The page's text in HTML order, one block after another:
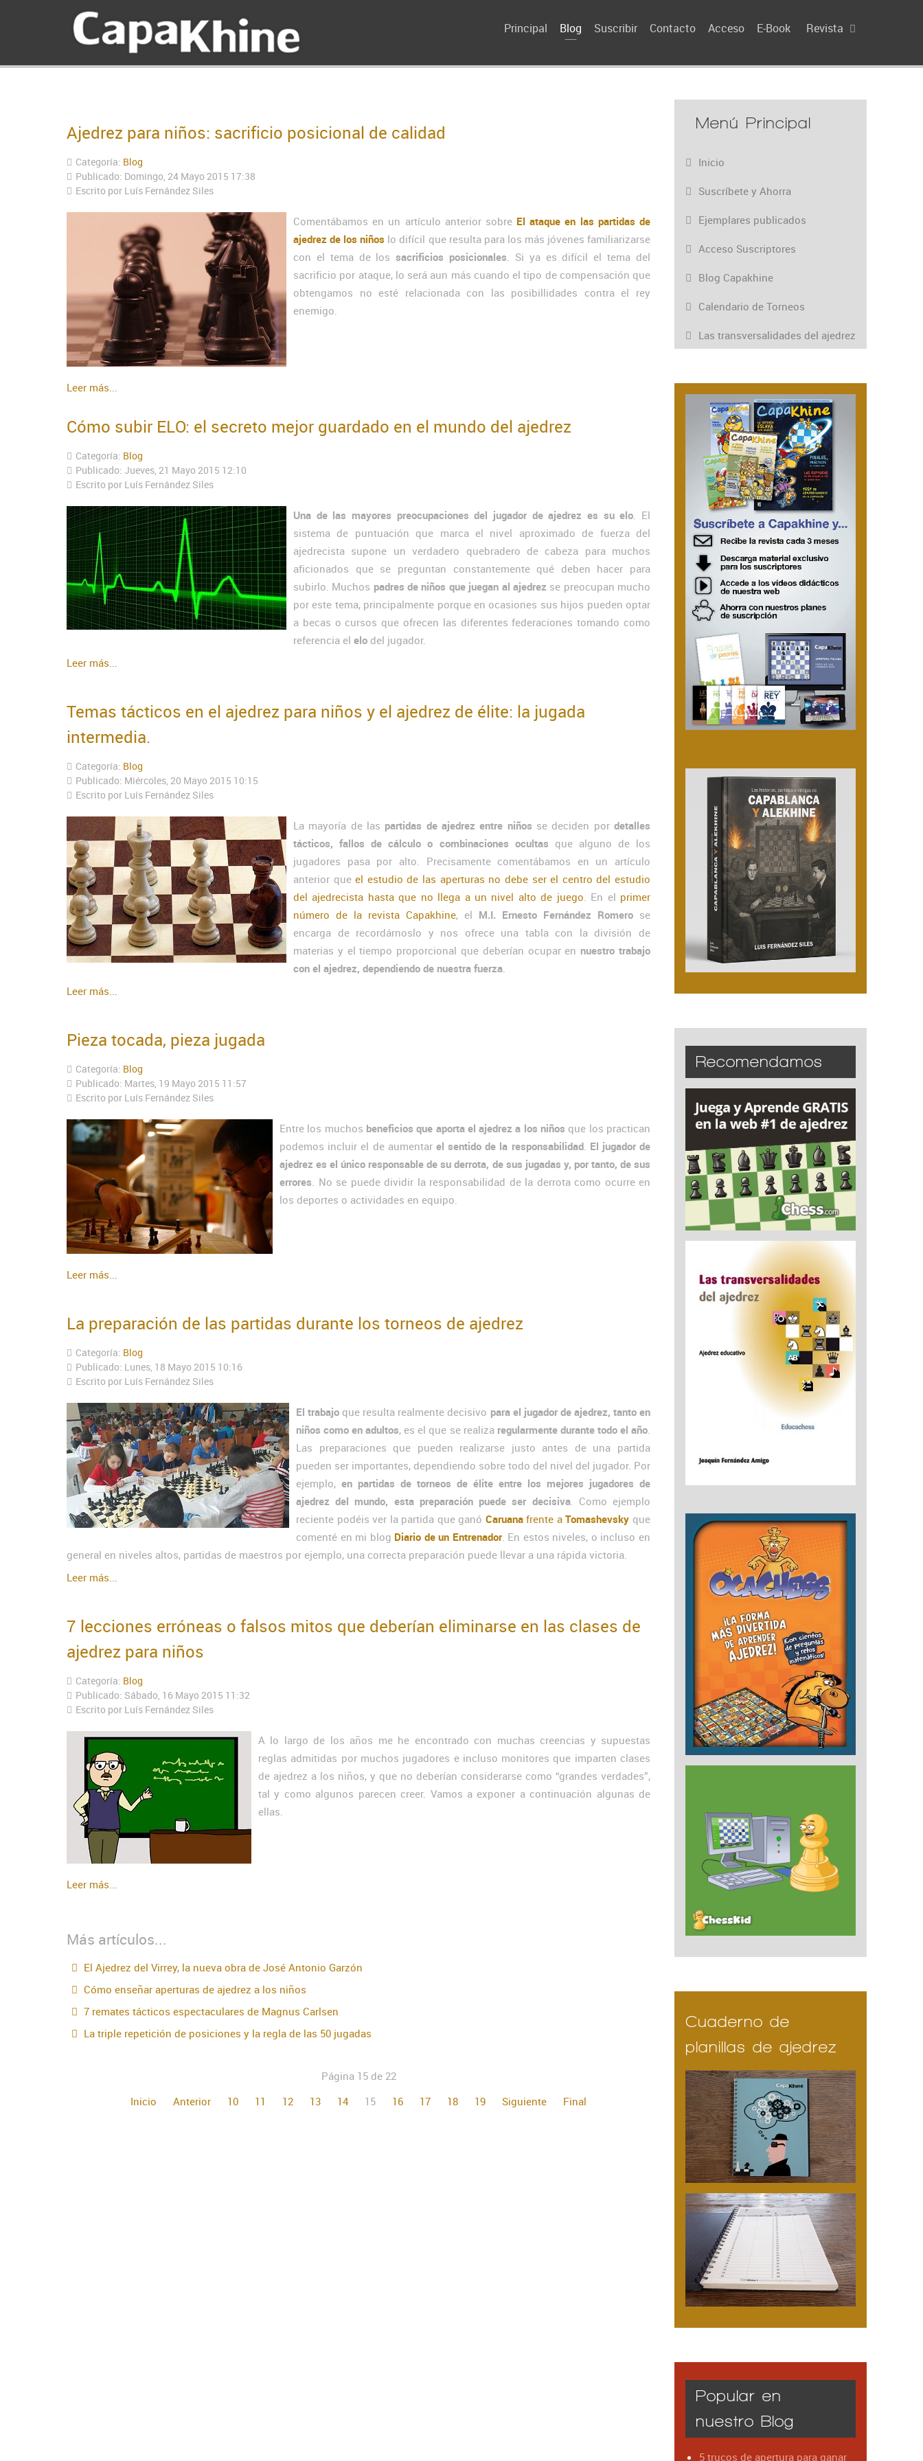
Principal Blog Suscribir Contacto Acceso E-Book Revista
Ajedrez para niños: sacrificio posicional de calidad
Categoría: Blog
Publicado: Domingo, 24 Mayo 2015 17:38
Escrito por Luís Fernández Siles
Comentábamos en un artículo anterior sobre El ataque en las partidas de
ajedrez de los niños lo difícil que resulta para los más jóvenes familiarizarse
con el tema de los sacrificios posicionales . Si ya es difícil el tema del
sacrificio por ataque, lo será aun más cuando el tipo de compensación que
obtengamos no esté relacionada con las posibillidades contra el rey
enemigo.
Leer más...
Cómo subir ELO: el secreto mejor guardado en el mundo del ajedrez
Categoría: Blog
Publicado: Jueves, 21 Mayo 2015 12:10
Escrito por Luís Fernández Siles
Una de las mayores preocupaciones del jugador de ajedrez es su elo . El
sistema de puntuación que marca el nivel aproximado de fuerza del
ajedrecista supone un verdadero quebradero de cabeza para muchos
aficionados que se preguntan constantemente qué deben hacer para
subirlo. Muchos padres de niños que juegan al ajedrez se preocupan mucho
por este tema, principalmente porque en ocasiones sus hijos pueden optar
a becas o cursos que ofrecen las diferentes federaciones tomando como
referencia el elo del jugador.
Leer más...
Temas tácticos en el ajedrez para niños y el ajedrez de élite: la jugada
intermedia.
Categoría: Blog
Publicado: Miércoles, 20 Mayo 2015 10:15
Escrito por Luís Fernández Siles
La mayoría de las partidas de ajedrez entre niños se deciden pordetalles
tácticos, fallos de cálculo o combinaciones ocultas que alguno de los
jugadores pasa por alto. Precisamente comentábamos en un artículo
anterior queel estudio de las aperturas no debe ser el centro del estudio
del ajedrecista hasta que no llega a un nivel alto de juego . En el primer
número de la revista Capakhine, el M.I. Ernesto Fernández Romero se
encarga de recordárnoslo y nos ofrece una tabla con la división de
materias y el tiempo proporcional que deberían ocupar en nuestro trabajo
con el ajedrez, dependiendo de nuestra fuerza
Leer más...
Pieza tocada, pieza jugada
Categoría: Blog
Publicado: Martes, 19 Mayo 2015 11:57
Escrito por Luís Fernández Siles
Entre los muchos beneficios que aporta el ajedrez a los niños que los practican
podemos incluir el de aumentar el sentido de la responsabilidad. El jugador de
ajedrez es el único responsable de su derrota, de sus jugadas y, por tanto, de sus
errores . No se puede dividir la responsabilidad de la derrota como ocurre en
los deportes o actividades en equipo.
Leer más...
La preparación de las partidas durante los torneos de ajedrez
Categoría: Blog
Publicado: Lunes, 18 Mayo 2015 10:16
Escrito por Luís Fernández Siles
El trabajo que resulta realmente decisivo para el jugador de ajedrez, tanto en
niños como en adultos, es el que se realiza regularmente durante todo el año
Las preparaciones que pueden realizarse justo antes de una partida
pueden ser importantes, dependiendo sobre todo del nivel del jugador. Por
ejemplo, en partidas de torneos de élite entre los mejores jugadores de
ajedrez del mundo, esta preparación puede ser decisiva. Como ejemplo
reciente podéis ver la partida que ganó Caruanafrente aTomashevsky que
comenté en mi blog Diario de un Entrenador. En estos niveles, o incluso en
general en niveles altos, partidas de maestros por ejemplo, una correcta preparación puede llevar a una rápida victoria.
Leer más...
7 lecciones erróneas o falsos mitos que deberían eliminarse en las clases de
ajedrez para niños
Categoría: Blog
Publicado: Sábado, 16 Mayo 2015 11:32
Escrito por Luís Fernández Siles
A lo largo de los años me he encontrado con muchas creencias y supuestas
reglas admitidas por muchos jugadores e incluso monitores que imparten clases
de ajedrez a los niños, y que no deberían considerarse como “grandes verdades”,
tal y como algunos parecen creer. Vamos a exponer a continuación algunas de
ellas.
Leer más...
Más artículos...
El Ajedrez del Virrey, la nueva obra de José Antonio Garzón
Cómo enseñar aperturas de ajedrez a los niños
7 remates tácticos espectaculares de Magnus Carlsen
La triple repetición de posiciones y la regla de las 50 jugadas
Página 15 de 22
Inicio
Anterior 10 11 12 13 14 15 16 17 18 19 Siguiente Final
Menú Principal
Inicio
Suscríbete y Ahorra
Ejemplares publicados
Acceso Suscriptores
Blog Capakhine
Calendario de Torneos
Las transversalidades del ajedrez
Recomendamos
Cuaderno de
planillas de ajedrez
Popular en
nuestro Blog
5 trucos de apertura para ganar